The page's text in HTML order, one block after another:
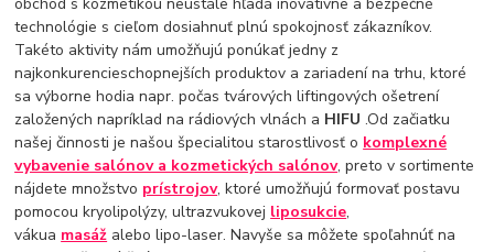
technológie s cieľom dosiahnuť plnú spokojnosť zákazníkov.
Takéto aktivity nám umožňujú ponúkať jedny z
najkonkurencieschopnejších produktov a zariadení na trhu, ktoré
sa výborne hodia napr. počas tvárových liftingových ošetrení
založených napríklad na rádiových vlnách a HIFU .Od začiatku
našej činnosti je našou špecialitou starostlivosť o komplexné
vybavenie salónov a kozmetických salónov, preto v sortimente
nájdete množstvo prístrojov, ktoré umožňujú formovať postavu
pomocou kryolipolýzy, ultrazvukovej liposukcie,
vákua masáž alebo lipo-laser. Navyše sa môžete spoľahnúť na